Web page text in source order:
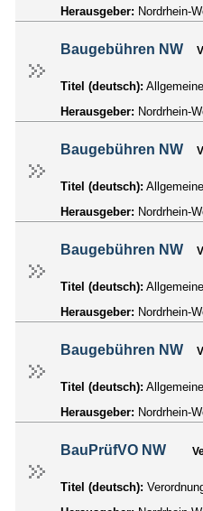
Herausgeber: Nordrhein-
Baugebühren NW
Titel (deutsch):
Herausgeber: Nordrhein-
Baugebühren NW
Titel (deutsch):
Herausgeber: Nordrhein-
Baugebühren NW
Titel (deutsch):
Herausgeber: Nordrhein-
Baugebühren NW
Titel (deutsch):
Herausgeber: Nordrhein-
BauPrüfVO NW
Titel (deutsch):